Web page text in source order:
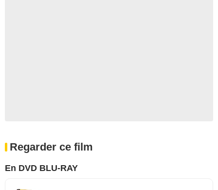
Regarder ce film
En DVD BLU-RAY